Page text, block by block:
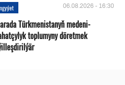
06.08.2026 - 16:30
Türkmenistanyň medeni-
toplumyny döretmek